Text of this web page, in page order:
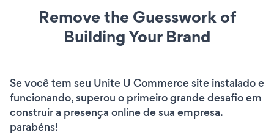
Remove the Guesswork of
Building Your Brand
Se você tem seu Unite U Commerce site instalado e
funcionando, superou o primeiro grande desafio em
construir a presença online de sua empresa.
parabéns!